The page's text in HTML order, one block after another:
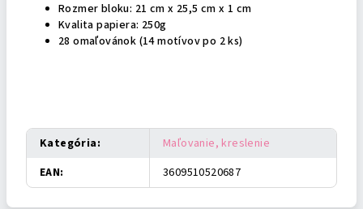
Rozmer bloku: 21 cm x 25,5 cm x 1 cm
Kvalita papiera: 250g
28 omaľovánok (14 motívov po 2 ks)
Kategória:
Maľovanie, kreslenie
EAN: 3609510520687